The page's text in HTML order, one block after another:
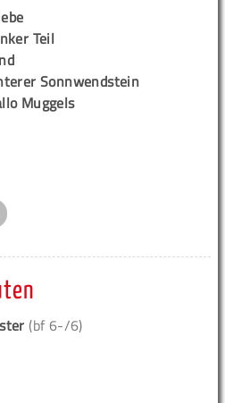
Teil
Sonnwendstein
Muggels
(bf 6-/6)